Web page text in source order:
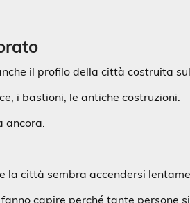
il profilo della città costruita
i bastioni, le antiche costruzioni.
ancora.
la città sembra accendersi
capire perché tante persone